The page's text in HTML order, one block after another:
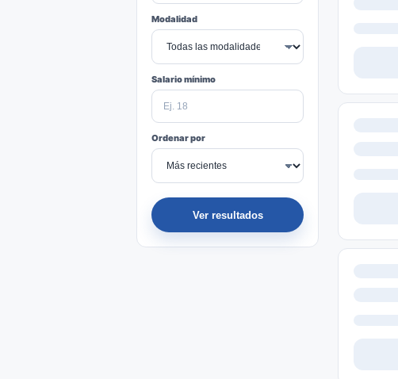
Modalidad
Salario mínimo
Ordenar por
Ver resultados